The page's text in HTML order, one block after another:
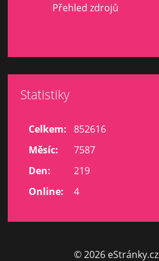
Přehled zdrojů
Statistiky
Online: 4
Celkem: 852616
Měsíc:
7587
Den:
219
© 2026 eStránky.cz